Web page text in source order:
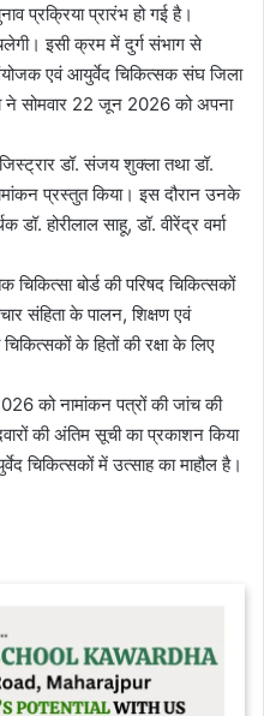
प्रक्रिया प्रारंभ हो गई है।
इसी क्रम में दुर्ग संभाग से
एवं आयुर्वेद चिकित्सक संघ जिला
ने सोमवार 22 जून 2026 को अपना
डॉ. संजय शुक्ला तथा डॉ.
प्रस्तुत किया। इस दौरान उनके
डॉ. होरीलाल साहू, डॉ. वीरेंद्र वर्मा
बोर्ड की परिषद चिकित्सकों
संहिता के पालन, शिक्षण एवं
के हितों की रक्षा के लिए
को नामांकन पत्रों की जांच की
की अंतिम सूची का प्रकाशन किया
चिकित्सकों में उत्साह का माहौल है।